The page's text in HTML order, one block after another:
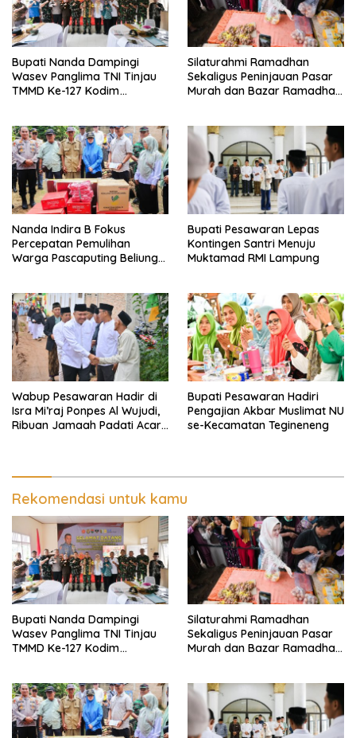
Bupati Nanda Dampingi
Wasev Panglima TNI Tinjau
TMMD Ke-127 Kodim
Silaturahmi Ramadhan
Sekaligus Peninjauan Pasar
Murah dan Bazar Ramadhan
Nanda Indira B Fokus
Percepatan Pemulihan
Warga Pascaputing Beliung
Bupati Pesawaran Lepas
Kontingen Santri Menuju
Muktamad RMI Lampung
Wabup Pesawaran Hadir di
Isra Mi’raj Ponpes Al Wujudi,
Ribuan Jamaah Padati Acara
Bupati Pesawaran Hadiri
Pengajian Akbar Muslimat NU
se-Kecamatan Tegineneng
Rekomendasi untuk kamu
Bupati Nanda Dampingi
Wasev Panglima TNI Tinjau
TMMD Ke-127 Kodim
Silaturahmi Ramadhan
Sekaligus Peninjauan Pasar
Murah dan Bazar Ramadhan